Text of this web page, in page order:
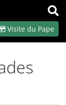
OK
Visite du Pape